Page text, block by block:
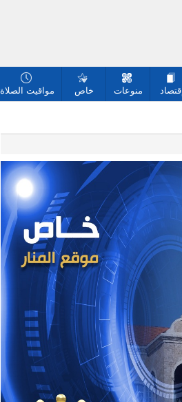
إقتصاد منوعات خاص مواقيت الصلاة